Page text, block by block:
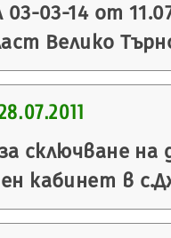
03-14 от
Велико
сключване на
кабинет в